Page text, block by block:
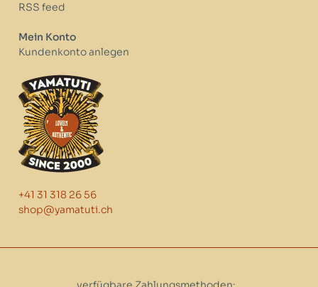
RSS feed
Mein Konto
Kundenkonto anlegen
+41 31 318 26 56
shop@yamatuti.ch